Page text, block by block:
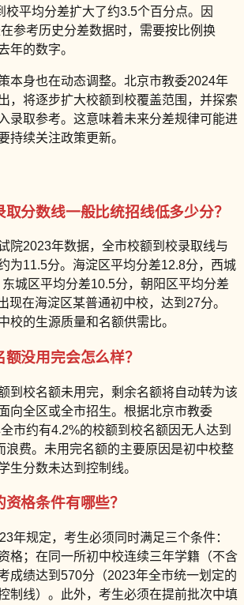
校平均分差扩大了约3.5个百分点。因
参考历史分差数据时，需要按比例换
年的数字。
本身也在动态调整。北京市教委2024年
，将逐步扩大校额到校覆盖范围，并探索
录取参考。这意味着未来分差规律可能进
持续关注政策更新。
分数线一般比统招线低多少分？
院2023年数据，全市校额到校录取线与
为11.5分。海淀区平均分差12.8分，西城
城区平均分差10.5分，朝阳区平均分差
现在海淀区某普通初中校，达到27分。
校的生源质量和名额供需比。
没用完会怎么样？
到校名额未用完，剩余名额将自动转为该
向全区或全市招生。根据北京市教委
市约有4.2%的校额到校名额因无人达到
浪费。未用完名额的主要原因是初中校整
生分数未达到控制线。
格条件有哪些？
年规定，考生必须同时满足三个条件：
格；在同一所初中校连续三年学籍（不含
成绩达到570分（2023年全市统一划定的
制线）。此外，考生必须在提前批次中填